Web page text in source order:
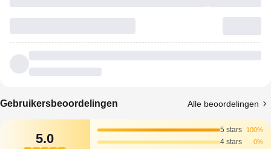
Gebruikersbeoordelingen Alle beoordelingen
5.0
5 stars 100%
4 stars 0%